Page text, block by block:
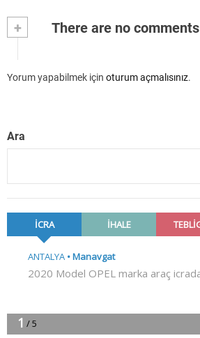
+ There are no comments
Yorum yapabilmek için oturum açmalısınız.
Ara